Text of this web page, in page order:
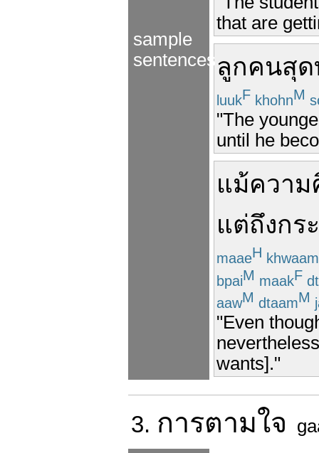
sample
sentences
that are
ลูกคนสุด
luukF khohnM
"The
until he
แม้ควา
แต่ถึงกร
maaeH khwaam
bpaiM maakF
aawM dtaamM
"Even
wants]."
3. การตามใจ